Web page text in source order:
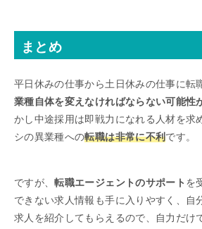
まとめ
平日休みの仕事から土日休みの仕事に転
業種自体を変えなければならない可能性
かし中途採用は即戦力になれる人材を求
シの異業種への転職は非常に不利です。
ですが、転職エージェントのサポート を
できない求人情報も手に入りやすく、自
求人を紹介してもらえるので、自力だけ